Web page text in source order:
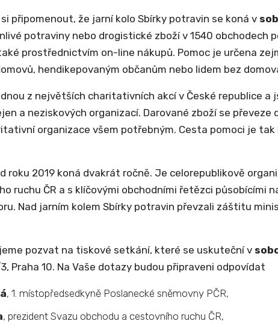
připomenout, že jarní kolo Sbírky potravin se koná v
potraviny nebo drogistické zboží v 1540 obchodech
prostřednictvím on-line nákupů. Pomoc je určena
hendikepovaným občanům nebo lidem bez
z největších charitativních akcí v České republice a
a neziskových organizací. Darované zboží se
organizace všem potřebným. Cesta pomoci je
roku 2019 koná dvakrát ročně. Je celorepublikově
ruchu ČR a s klíčovými obchodními řetězci
Nad jarním kolem Sbírky potravin převzali záštitu
pozvat na tiskové setkání, které se uskuteční v
Praha 10. Na Vaše dotazy budou připraveni odpovídat
, 1. místopředsedkyně Poslanecké sněmovny PČR,
, prezident Svazu obchodu a cestovního ruchu ČR,